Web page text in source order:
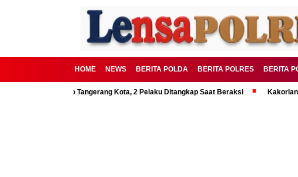
HOME NEWS BERITA POLDA BERITA POLRES BERITA
Polrestro Tangerang Kota, 2 Pelaku Ditangkap Saat Beraksi Kakorlantas